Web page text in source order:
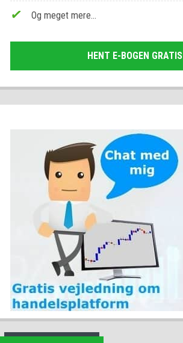
Og meget mere…
HENT E-BOGEN GRATIS